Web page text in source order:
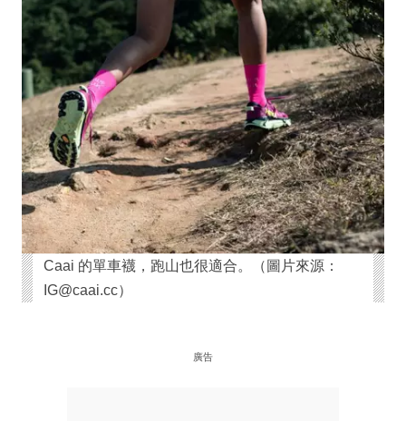
Caai 的單車襪，跑山也很適合。（圖片來源：
IG@caai.cc）
廣告